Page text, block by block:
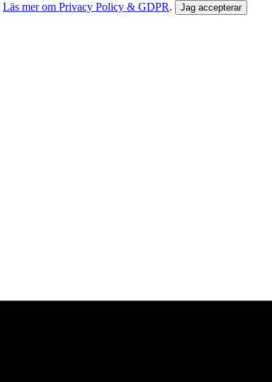
Läs mer om Privacy Policy & GDPR. Jag accepterar